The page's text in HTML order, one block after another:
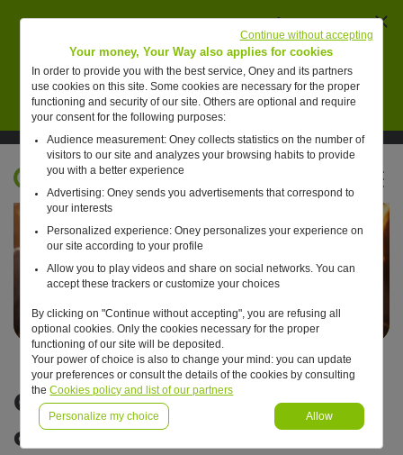
pour des collaborateurs de Oney pour vendre de
faux placements financiers.
En savoir plus
Suivre Oney sur LinkedIn
Suivre Oney sur YouTubeVoir les articles #oneday
Retour à l'accueil ?
Créateur de valeur
durable.
Your money, Your Way also applies for cookies
In order to provide you with the best service, Oney and its partners
use cookies on this site. Some cookies are necessary for the proper
functioning and security of our site. Others are optional and require
your consent for the following purposes:
Audience measurement: Oney collects statistics on the number of
visitors to our site and analyzes your browsing habits to provide
you with a better experience
Advertising: Oney sends you advertisements that correspond to
your interests
Personalized experience: Oney personalizes your experience on
our site according to your profile
Allow you to play videos and share on social networks. You can
accept these trackers or customize your choices
By clicking on "Continue without accepting", you are refusing all
optional cookies. Only the cookies necessary for the proper
functioning of our site will be deposited.
Your power of choice is also to change your mind: you can update
your preferences or consult the details of the cookies by consulting
theCookies policy and list of our partners
Personalize my choice Allow
Continue without accepting